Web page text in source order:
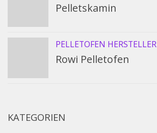
Pelletskamin
PELLETOFEN HERSTELLER
Rowi Pelletofen
KATEGORIEN